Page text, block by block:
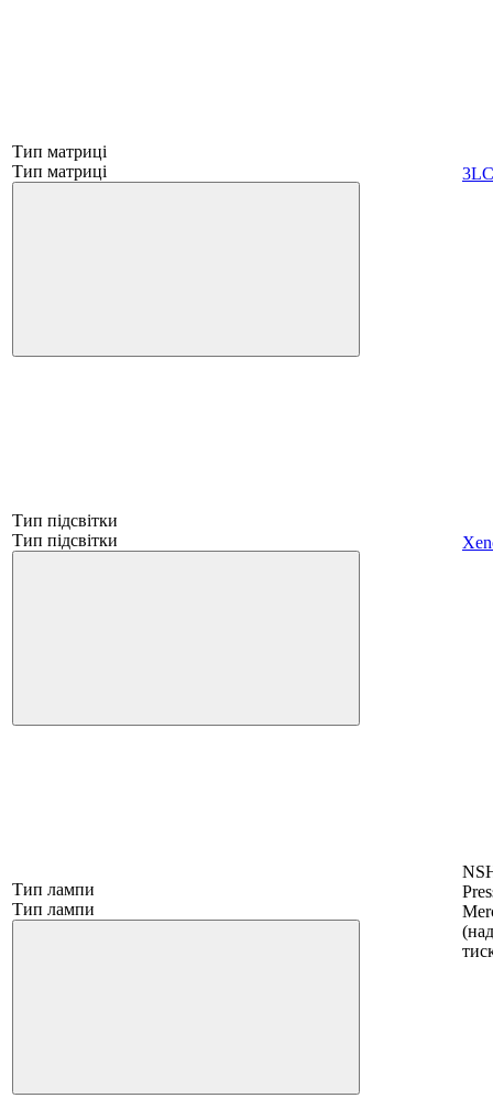
Тип матриці
Тип матриці
Тип підсвітки
Тип підсвітки
Тип лампи
Тип лампи